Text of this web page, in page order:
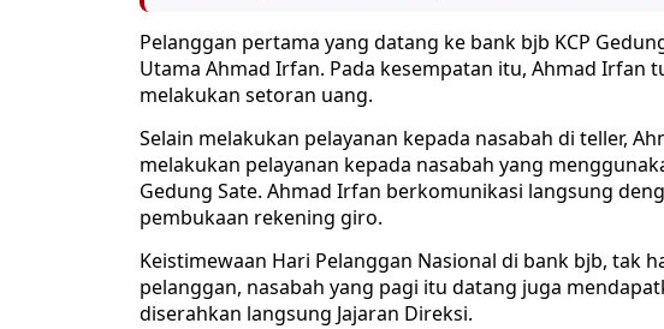
Pelanggan pertama yang datang ke bank bjb KCP
Utama Ahmad Irfan. Pada kesempatan itu, Ahmad Irfan
melakukan setoran uang.
Selain melakukan pelayanan kepada nasabah di teller,
melakukan pelayanan kepada nasabah yang
Gedung Sate. Ahmad Irfan berkomunikasi langsung
pembukaan rekening giro.
Keistimewaan Hari Pelanggan Nasional di bank bjb, tak
pelanggan, nasabah yang pagi itu datang juga
diserahkan langsung Jajaran Direksi.